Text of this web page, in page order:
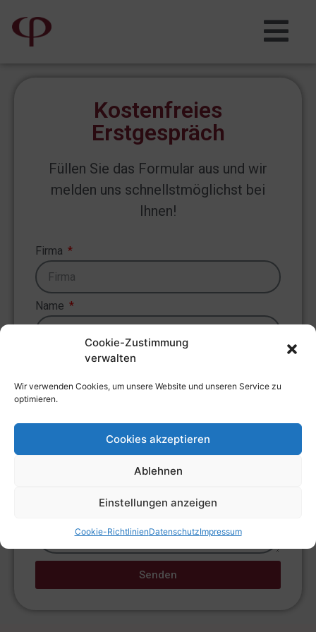
Cookie-Zustimmung
verwalten
Wir verwenden Cookies, um unsere Website und unseren Service zu
optimieren.
Cookies akzeptieren
Ablehnen
Einstellungen anzeigen
Cookie-RichtlinienDatenschutzImpressum
Kostenfreies
Erstgespräch
Füllen Sie das Formular aus und wir
melden uns schnellstmöglichst bei
Ihnen!
Firma
Name
Senden